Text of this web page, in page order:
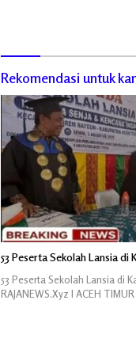
Rekomendasi untuk
53 Peserta Sekolah Lansia
53 Peserta Sekolah Lansia di
RAJANEWS.Xyz l ACEH